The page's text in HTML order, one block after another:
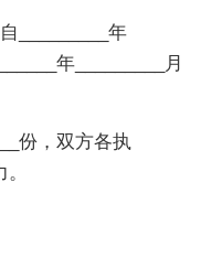
_________年
年_________月
份，双方各执